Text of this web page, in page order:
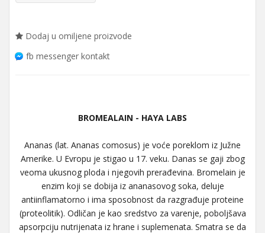
Dodaj u omiljene proizvode
fb messenger kontakt
BROMEALAIN - HAYA LABS
Ananas (lat. Ananas comosus) je voće poreklom iz Južne
Amerike. U Evropu je stigao u 17. veku. Danas se gaji zbog
veoma ukusnog ploda i njegovih prerađevina. Bromelain je
enzim koji se dobija iz ananasovog soka, deluje
antiinflamatorno i ima sposobnost da razgrađuje proteine
(proteolitik). Odličan je kao sredstvo za varenje, poboljšava
apsorpciju nutrijenata iz hrane i suplemenata. Smatra se da